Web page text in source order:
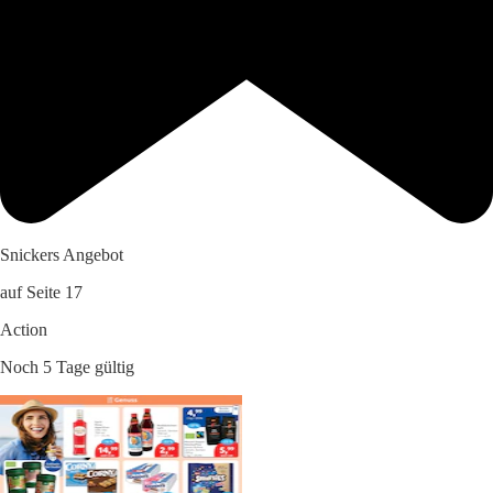
Snickers Angebot
auf Seite 17
Action
Noch 5 Tage gültig